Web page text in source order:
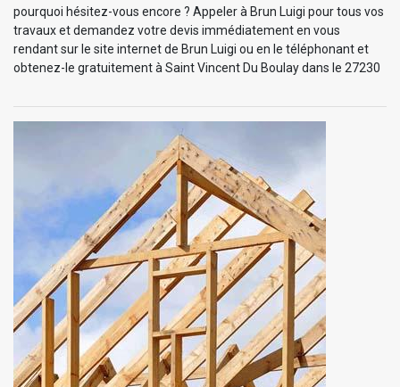
pourquoi hésitez-vous encore ? Appeler à Brun Luigi pour tous vos
travaux et demandez votre devis immédiatement en vous
rendant sur le site internet de Brun Luigi ou en le téléphonant et
obtenez-le gratuitement à Saint Vincent Du Boulay dans le 27230